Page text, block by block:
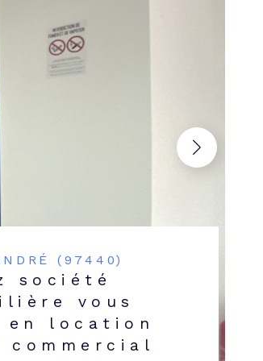
(97440)
société
vous
en location